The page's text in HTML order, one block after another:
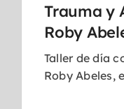
Trauma y
Roby
Taller de día